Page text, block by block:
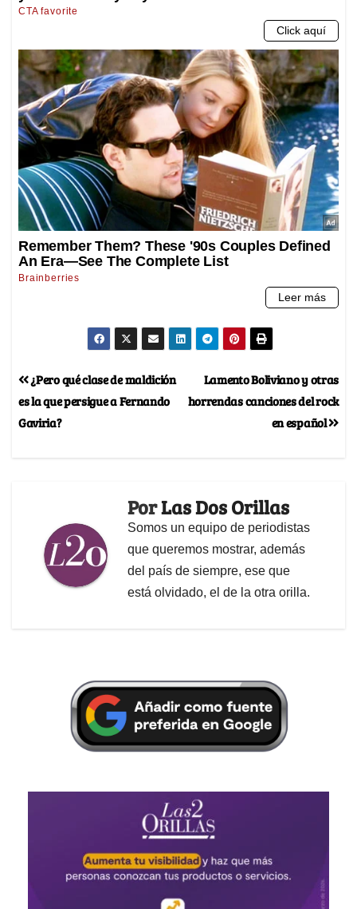
Lamento Boliviano y otras
horrendas canciones del rock
en español
¿Pero qué clase de maldición
es la que persigue a Fernando
Gaviria?
PorLas Dos Orillas
Somos un equipo de periodistas
que queremos mostrar, además
del país de siempre, ese que
está olvidado, el de la otra orilla.